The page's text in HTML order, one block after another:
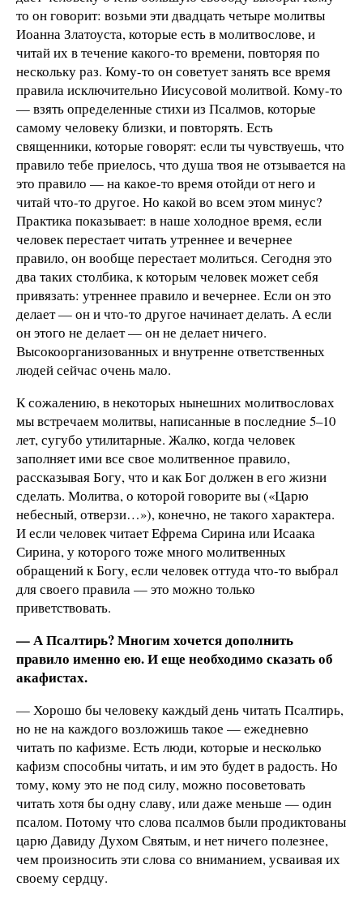
то он говорит: возьми эти двадцать четыре молитвы
Иоанна Златоуста, которые есть в молитвослове, и
читай их в течение какого-то времени, повторяя по
нескольку раз. Кому-то он советует занять все время
правила исключительно Иисусовой молитвой. Кому-то
— взять определенные стихи из Псалмов, которые
самому человеку близки, и повторять. Есть
священники, которые говорят: если ты чувствуешь, что
правило тебе приелось, что душа твоя не отзывается на
это правило — на какое-то время отойди от него и
читай что-то другое. Но какой во всем этом минус?
Практика показывает: в наше холодное время, если
человек перестает читать утреннее и вечернее
правило, он вообще перестает молиться. Сегодня это
два таких столбика, к которым человек может себя
привязать: утреннее правило и вечернее. Если он это
делает — он и что-то другое начинает делать. А если
он этого не делает — он не делает ничего.
Высокоорганизованных и внутренне ответственных
людей сейчас очень мало.
К сожалению, в некоторых нынешних молитвословах
мы встречаем молитвы, написанные в последние 5–10
лет, сугубо утилитарные. Жалко, когда человек
заполняет ими все свое молитвенное правило,
рассказывая Богу, что и как Бог должен в его жизни
сделать. Молитва, о которой говорите вы («Царю
небесный, отверзи…»), конечно, не такого характера.
И если человек читает Ефрема Сирина или Исаака
Сирина, у которого тоже много молитвенных
обращений к Богу, если человек оттуда что-то выбрал
для своего правила — это можно только
приветствовать.
— А Псалтирь? Многим хочется дополнить
правило именно ею. И еще необходимо сказать об
акафистах.
— Хорошо бы человеку каждый день читать Псалтирь,
но не на каждого возложишь такое — ежедневно
читать по кафизме. Есть люди, которые и несколько
кафизм способны читать, и им это будет в радость. Но
тому, кому это не под силу, можно посоветовать
читать хотя бы одну славу, или даже меньше — один
псалом. Потому что слова псалмов были продиктованы
царю Давиду Духом Святым, и нет ничего полезнее,
чем произносить эти слова со вниманием, усваивая их
своему сердцу.